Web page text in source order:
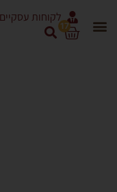
לקוחות עסקיים
17